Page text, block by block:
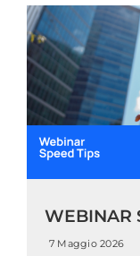
WEBINAR
7 Maggio 2026